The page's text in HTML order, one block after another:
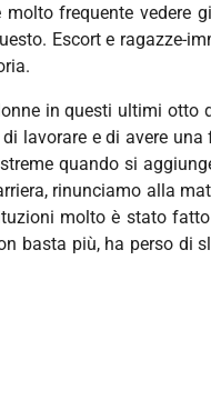
frequente vedere
Escort e ragazze-
in questi ultimi
lavorare e di avere
quando si
rinunciamo alla
molto è stato
basta più, ha perso